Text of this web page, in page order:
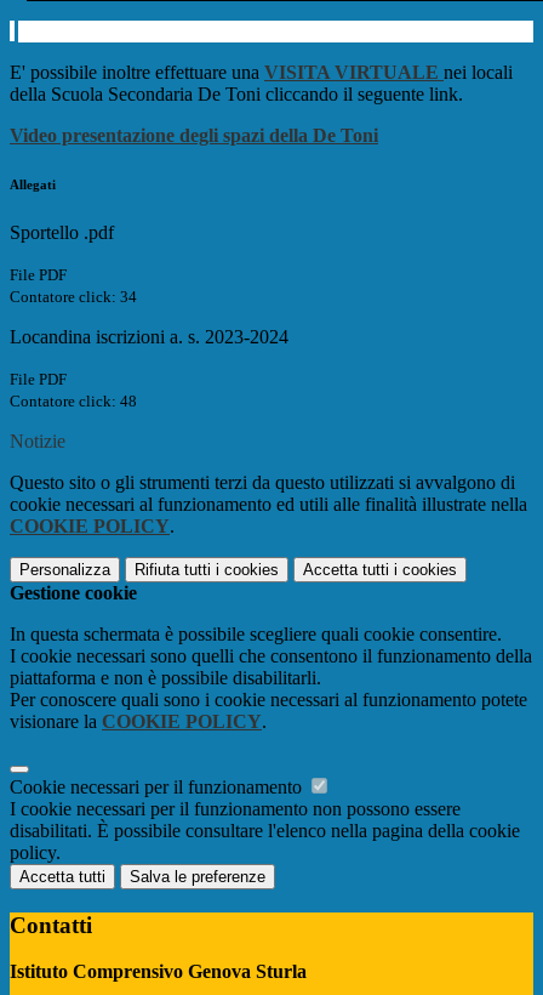
E' possibile inoltre effettuare una VISITA VIRTUALE nei locali
della Scuola Secondaria De Toni cliccando il seguente link.
Video presentazione degli spazi della De Toni
Allegati
Sportello .pdf
File PDF
Contatore click: 34
Locandina iscrizioni a. s. 2023-2024
File PDF
Contatore click: 48
Notizie
Questo sito o gli strumenti terzi da questo utilizzati si avvalgono di
cookie necessari al funzionamento ed utili alle finalità illustrate nella
COOKIE POLICY.
Personalizza Rifiuta tutti i cookies Accetta tutti i cookies
Gestione cookie
In questa schermata è possibile scegliere quali cookie consentire.
I cookie necessari sono quelli che consentono il funzionamento della
piattaforma e non è possibile disabilitarli.
Per conoscere quali sono i cookie necessari al funzionamento potete
visionare la COOKIE POLICY.
Cookie necessari per il funzionamento
I cookie necessari per il funzionamento non possono essere
disabilitati. È possibile consultare l'elenco nella pagina della cookie
policy.
Accetta tutti Salva le preferenze
Contatti
Istituto Comprensivo Genova Sturla